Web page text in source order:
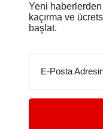
Yeni haberlerden
kaçırma ve
başlat.
E-Posta